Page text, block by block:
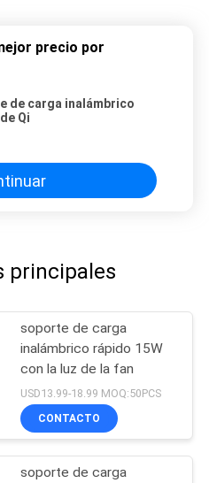
precio por
de carga inalámbrico
Qi
principales
soporte de carga
inalámbrico rápido 15W
con la luz de la fan
USD13.99-18.99 MOQ:50PCS
CONTACTO
soporte de carga